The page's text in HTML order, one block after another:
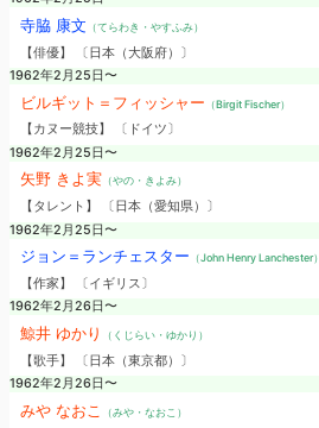
寺脇 康文 （てらわき・やすふみ）
【俳優】 〔日本（大阪府）〕
1962年2月25日〜
ビルギット＝フィッシャー （Birgit Fischer）
【カヌー競技】 〔ドイツ〕
1962年2月25日〜
矢野 きよ実 （やの・きよみ）
【タレント】 〔日本（愛知県）〕
1962年2月25日〜
ジョン＝ランチェスター （John Henry Lanchester）
【作家】 〔イギリス〕
1962年2月26日〜
鯨井 ゆかり （くじらい・ゆかり）
【歌手】 〔日本（東京都）〕
1962年2月26日〜
みや なおこ （みや・なおこ）